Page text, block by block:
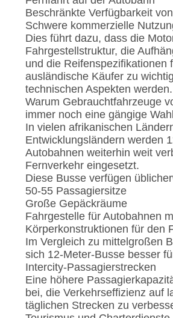
Beschränkte Verfügbarkeit
Schwere kommerzielle
Dies führt dazu, dass die
Fahrgestellstruktur, die
und die Reifenspezifikationen
ausländische Käufer zu
technischen Aspekten werden.
Warum Gebrauchtfahrzeuge
immer noch eine gängige
In vielen afrikanischen
Entwicklungsländern werden
Autobahnen weiterhin weit
Fernverkehr eingesetzt.
Diese Busse verfügen
50-55 Passagiersitze
Große Gepäckräume
Fahrgestelle für Autobahnen
Körperkonstruktionen für den
Im Vergleich zu mittelgroßen
sich 12-Meter-Busse besser
Intercity-Passagierstrecken
Eine höhere
bei, die Verkehrseffizienz auf
täglichen Strecken zu